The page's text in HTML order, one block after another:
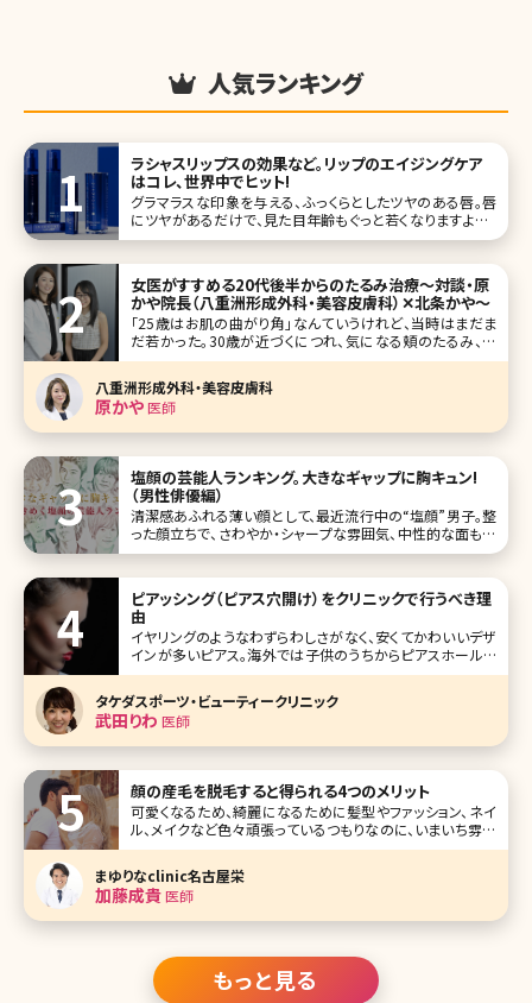
人気ランキング
ラシャスリップスの効果など。リップのエイジングケア
はコレ、世界中でヒット!
グラマラスな印象を与える、ふっくらとしたツヤのある唇。唇
にツヤがあるだけで、見た目年齢もぐっと若くなりますよね。
最近は口紅ではなくグロスを使っているという人も多いと言
NG。そこで注目したい
女医がすすめる20代後半からのたるみ治療〜対談・原
かや院長（八重洲形成外科・美容皮膚科）✕北条かや〜
「25歳はお肌の曲がり角」なんていうけれど、当時はまだま
だ若かった。30歳が近づくにつれ、気になる頬のたるみ、毛
穴、目元……。アンチエイジングを始めるにはまだ早い気が
するけれど、どんなケアをすればいいの?美容皮膚科・外科っ
て怖くない?そんな疑問を解決すべく、八重洲形成外科・美容
皮膚科院長の原かや
八重洲形成外科・美容皮膚科
原かや医師
塩顔の芸能人ランキング。大きなギャップに胸キュン!
（男性俳優編）
清潔感あふれる薄い顔として、最近流行中の“塩顔”男子。整
った顔立ちで、さわやか・シャープな雰囲気、中性的な面も併
せ持ち、それでいて立ってるだけで色気が横溢する塩顔男子
子のペースに!?女
ピアッシング（ピアス穴開け）をクリニックで行うべき理
由
イヤリングのようなわずらわしさがなく、安くてかわいいデザ
インが多いピアス。海外では子供のうちからピアスホールを
開けておしゃれを楽しむ習慣がありますが、日本では高校生
くらいで初めてピアッシングをする人が多いようです。自分で
できる器具も売られていますが、安全性を考えると美容外
科・美容皮膚科でピアッシング
タケダスポーツ・ビューティークリニック
武田りわ 医師
顔の産毛を脱毛すると得られる4つのメリット
可愛くなるため、綺麗になるために髪型やファッション、ネイ
ル、メイクなど色々頑張っているつもりなのに、いまいち雰囲
気がパッとしない。どうすればいいんだろう……とお悩みの
細くて目立たないんだし気にしてないという方もいるかもし
れませんね。です
まゆりなclinic名古屋栄
加藤成貴医師
もっと見る